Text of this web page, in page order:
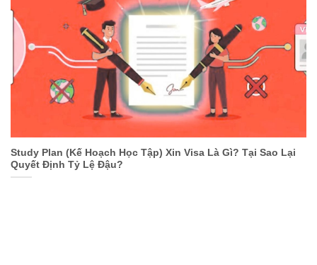
Study Plan (Kế Hoạch Học Tập) Xin Visa Là Gì? Tại Sao Lại
Quyết Định Tỷ Lệ Đậu?